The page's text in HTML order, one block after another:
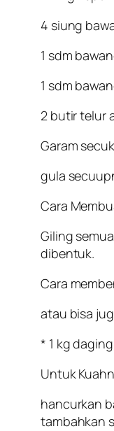
4 siung
1 sdm
1 sdm
2 butir telur
Garam
gula
Cara
Giling
dibentuk.
Cara
atau bisa
* 1 kg
Untuk
hancurkan
tambahkan